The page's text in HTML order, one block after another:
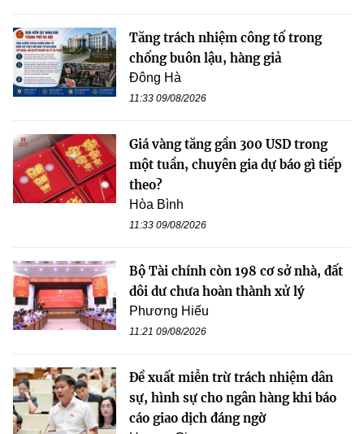
Tăng trách nhiệm công tố trong
chống buôn lậu, hàng giả
Đông Hà
11:33 09/08/2026
Giá vàng tăng gần 300 USD trong
một tuần, chuyên gia dự báo gì tiếp
theo?
Hòa Bình
11:33 09/08/2026
Bộ Tài chính còn 198 cơ sở nhà, đất
dôi dư chưa hoàn thành xử lý
Phương Hiếu
11:21 09/08/2026
Đề xuất miễn trừ trách nhiệm dân
sự, hình sự cho ngân hàng khi báo
cáo giao dịch đáng ngờ